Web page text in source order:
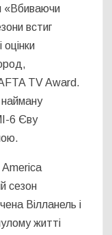
«Вбиваючи
встиг
TV Award.
найману
6 Єву
America
сезон
Вілланель і
житті